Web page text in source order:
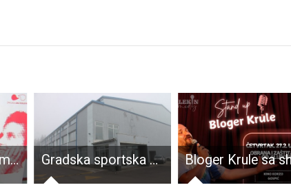
Ličani se u dobrom broju odazvali na akciju Zaklade svoje Ličanke!!! Gradska sportska dvorana otvorena za vjenčanja